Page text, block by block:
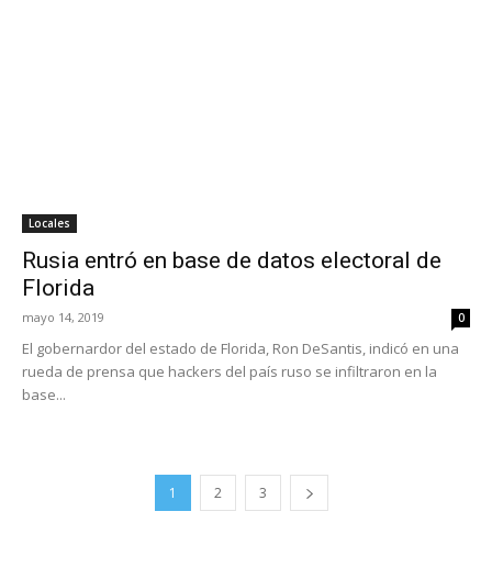
Locales
Rusia entró en base de datos electoral de
Florida
mayo 14, 2019 0
El gobernardor del estado de Florida, Ron DeSantis, indicó en una
rueda de prensa que hackers del país ruso se infiltraron en la
base...
1 2 3